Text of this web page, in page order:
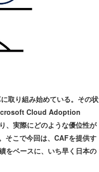
取り組み始めている。その状
Cloud Adoption
、実際にどのような優位性が
そこで今回は、CAFを提供す
をベースに、いち早く日本の